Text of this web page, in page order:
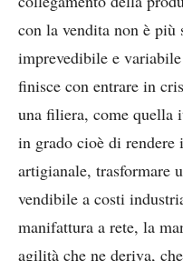
con la vendita non è
imprevedibile e
finisce con entrare in
una filiera, come quella
in grado cioè di
artigianale, trasformare
vendibile a costi
manifattura a rete, la
agilità che ne deriva,